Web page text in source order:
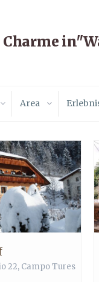
Area
22, Campo Tures